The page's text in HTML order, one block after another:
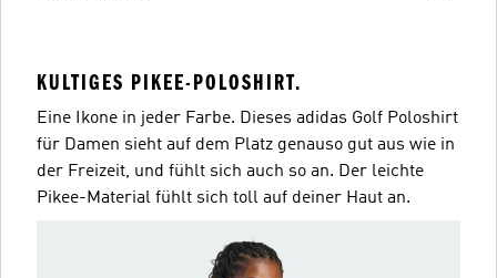
KULTIGES PIKEE-POLOSHIRT.
Eine Ikone in jeder Farbe. Dieses adidas Golf Poloshirt
für Damen sieht auf dem Platz genauso gut aus wie in
der Freizeit, und fühlt sich auch so an. Der leichte
Pikee-Material fühlt sich toll auf deiner Haut an.